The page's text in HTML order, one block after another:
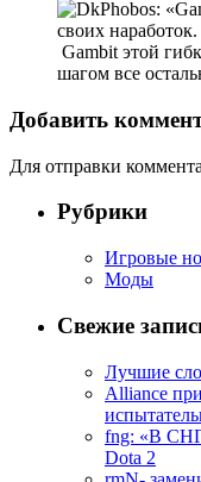
Gambit этой
шагом все
Добавить
Для отправки
Рубрики
Игровые
Моды
Свежие
Лучшие
Alliance
fng: «В СНГ
Dota 2